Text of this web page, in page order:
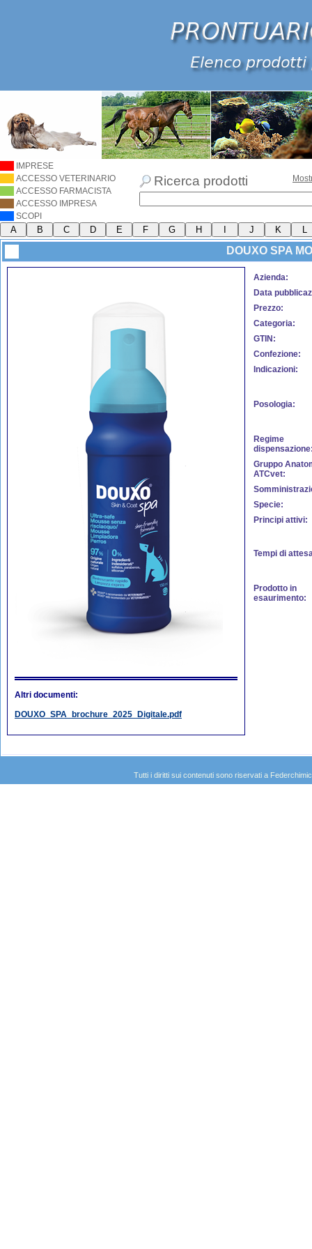
IMPRESE
ACCESSO VETERINARIO
ACCESSO FARMACISTA
ACCESSO IMPRESA
SCOPI
Ricerca prodotti
DOUXO SPA
Altri documenti:
DOUXO_SPA_brochure_2025_Digitale.pdf
Azienda:
Data
Prezzo:
Categoria:
GTIN:
Confezione:
Indicazioni:
Posologia:
Regime
Gruppo
ATCvet:
Specie:
Principi attivi:
Tempi di
Prodotto in
esaurimento:
Tutti i diritti sui contenuti sono riservati a